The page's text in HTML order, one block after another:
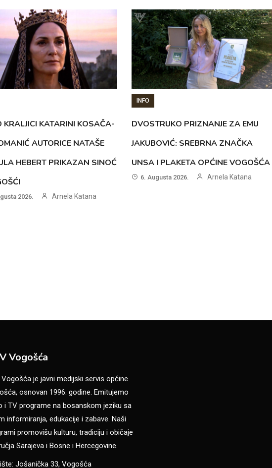
KRALJICI KATARINI KOSAČA-
AUTORICE NATAŠE
HEBERT PRIKAZAN SINOĆ
2026. Arnela Katana
INFO
DVOSTRUKO PRIZNANJE ZA EMU
JAKUBOVIĆ: SREBRNA ZNAČKA
UNSA I PLAKETA OPĆINE VOGOŠĆA
6. Augusta 2026. Arnela Katana
Vogošća
Vogošća je javni medijski servis općine
osnovan 1996. godine. Emitujemo
i TV programe na bosanskom jeziku sa
informiranja, edukacije i zabave. Naši
promovišu kulturu, tradiciju i običaje
Sarajeva i Bosne i Hercegovine.
Jošanička 33, Vogošća